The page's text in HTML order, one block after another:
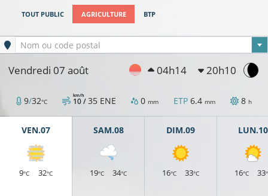
TOUT PUBLIC AGRICULTURE BTP
Ville sélectionnée
Nom ou code postal
Vendredi 07 août 04h14 20h10
9/32°C 10 /
km/h 35 ENE 0 mm ETP6.4 mm 8 h
VEN.07
9°C 32°C
SAM.08
19°C 34°C
DIM.09
16°C 33°C
LUN.10
16°C 33